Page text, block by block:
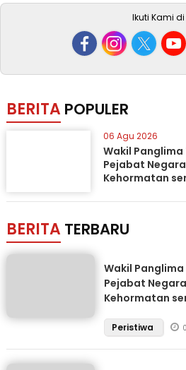
Ikuti Kami di
BERITA POPULER
06 Agu 2026
Wakil Panglima
Pejabat
Kehormatan
BERITA TERBARU
Wakil Panglima
Pejabat
Kehormatan
Peristiwa